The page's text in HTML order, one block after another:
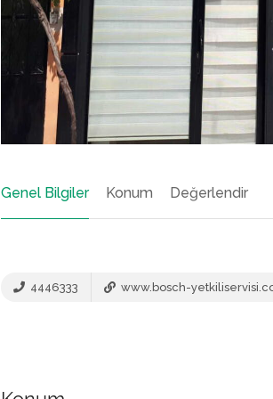
Genel Bilgiler Konum Değerlendir
4446333 www.bosch-